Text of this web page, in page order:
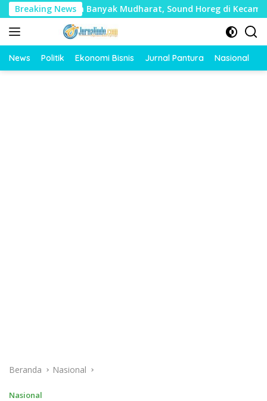
Langsung
ke
konten
Breaking News
Timbulkan Banyak Mudharat, Sound Horeg di Kecamatan
News Politik Ekonomi Bisnis Jurnal Pantura Nasional
Beranda Nasional
Nasional